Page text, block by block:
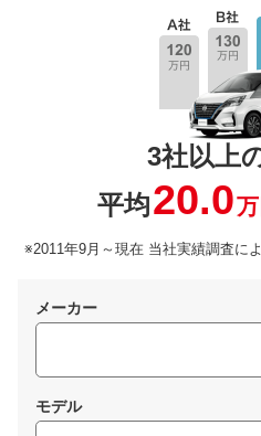
3社以上
平均20.0
※2011年9月～現在 当社実績調査に
メーカー
モデル